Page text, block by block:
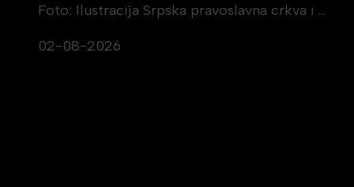
Foto: Ilustracija Srpska pravoslavna crkva i …
02-08-2026